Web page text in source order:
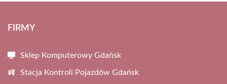
FIRMY
Sklep Komputerowy Gdańsk
Stacja Kontroli Pojazdów Gdańsk